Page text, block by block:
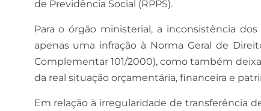
de Previdência Social (RPPS).
Para o órgão ministerial, a inconsistência
apenas uma infração à Norma Geral de
Complementar 101/2000), como também
da real situação orçamentária, financeira e
Em relação à irregularidade de transferência